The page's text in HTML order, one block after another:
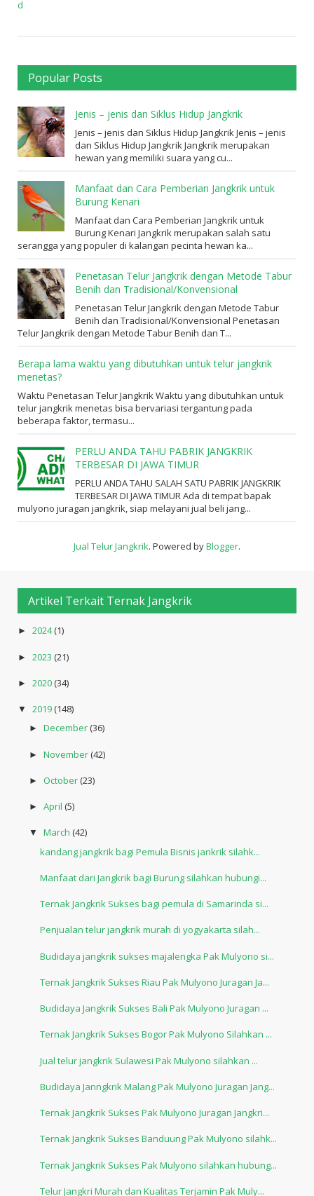
Popular Posts
Jenis – jenis dan Siklus Hidup Jangkrik
Jenis – jenis dan Siklus Hidup Jangkrik Jenis – jenis
dan Siklus Hidup Jangkrik Jangkrik merupakan
hewan yang memiliki suara yang cu...
Manfaat dan Cara Pemberian Jangkrik untuk
Burung Kenari
Manfaat dan Cara Pemberian Jangkrik untuk
Burung Kenari Jangkrik merupakan salah satu
serangga yang populer di kalangan pecinta hewan ka...
Penetasan Telur Jangkrik dengan Metode Tabur
Benih dan Tradisional/Konvensional
Penetasan Telur Jangkrik dengan Metode Tabur
Benih dan Tradisional/Konvensional Penetasan
Telur Jangkrik dengan Metode Tabur Benih dan T...
Berapa lama waktu yang dibutuhkan untuk telur jangkrik
menetas?
Waktu Penetasan Telur Jangkrik Waktu yang dibutuhkan untuk
telur jangkrik menetas bisa bervariasi tergantung pada
beberapa faktor, termasu...
PERLU ANDA TAHU PABRIK JANGKRIK
TERBESAR DI JAWA TIMUR
PERLU ANDA TAHU SALAH SATU PABRIK JANGKRIK
TERBESAR DI JAWA TIMUR Ada di tempat bapak
mulyono juragan jangkrik, siap melayani jual beli jang...
Jual Telur Jangkrik. Powered byBlogger.
Artikel Terkait Ternak Jangkrik
► 2024(1)
► 2023 (21)
► 2020(34)
▼ 2019(148)
► December(36)
► November(42)
► October(23)
► April (5)
▼ March (42)
kandang jangkrik bagi Pemula Bisnis jankrik silahk...
Manfaat dari Jangkrik bagi Burung silahkan hubungi...
Ternak Jangkrik Sukses bagi pemula di Samarinda si...
Penjualan telur jangkrik murah di yogyakarta silah...
Budidaya jangkrik sukses majalengka Pak Mulyono si...
Ternak Jangkrik Sukses Riau Pak Mulyono Juragan Ja...
Budidaya Jangkrik Sukses Bali Pak Mulyono Juragan ...
Ternak Jangkrik Sukses Bogor Pak Mulyono Silahkan ...
Jual telur jangkrik Sulawesi Pak Mulyono silahkan ...
Budidaya Janngkrik Malang Pak Mulyono Juragan Jang...
Ternak Jangkrik Sukses Pak Mulyono Juragan Jangkri...
Ternak Jangkrik Sukses Banduung Pak Mulyono silahk...
Ternak Jangkrik Sukses Pak Mulyono silahkan hubung...
Telur Jangkri Murah dan Kualitas Terjamin Pak Muly...